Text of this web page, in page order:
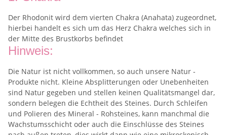
Der Rhodonit wird dem vierten Chakra (Anahata) zugeordnet,
hierbei handelt es sich um das Herz Chakra welches sich in
der Mitte des Brustkorbs befindet
Hinweis:
Die Natur ist nicht vollkommen, so auch unsere Natur -
Produkte nicht. Kleine Absplitterungen oder Unebenheiten
sind Natur gegeben und stellen keinen Qualitätsmangel dar,
sondern belegen die Echtheit des Steines. Durch Schleifen
und Polieren des Mineral - Rohsteines, kann manchmal die
Wachstumsschicht oder auch die Einschlüsse des Steines